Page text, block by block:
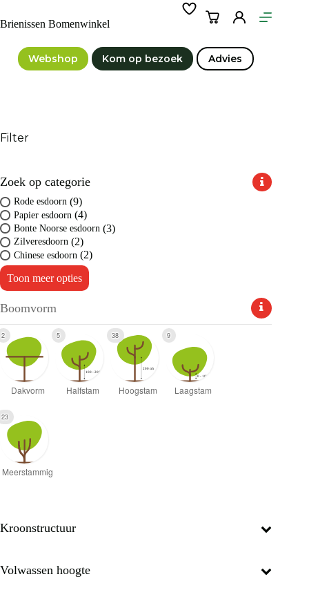
naar
de
Brienissen Bomenwinkel Winkelwagen
Webshop Kom op bezoek Advies
Filter
Zoek op categorie
Rode esdoorn (9)
Papier esdoorn (4)
Bonte Noorse esdoorn (3)
Zilveresdoorn (2)
Chinese esdoorn (2)
Toon meer opties
Boomvorm
2 5 38 9
23
Kroonstructuur
Volwassen hoogte